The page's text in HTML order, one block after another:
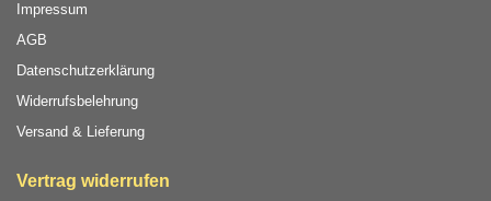
Impressum
AGB
Datenschutzerklärung
Widerrufsbelehrung
Versand & Lieferung
Vertrag widerrufen